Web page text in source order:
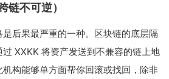
链不可逆）
后果最严重的一种。区块链的底层隔
XXKK 将资产发送到不兼容的链上地
构能够单方面帮你回滚或找回，除非